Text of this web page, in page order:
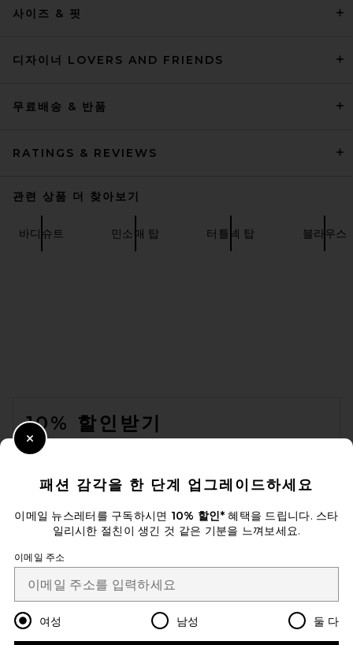
$197
SRG Monika Top in Butter
$168 전 가격:
$280
사이즈 & 핏
디자이너 LOVERS AND FRIENDS
무료배송 & 반품
RATINGS & REVIEWS
관련 상품 더 찾아보기
바디슈트 민소매 탑 터틀넥 탑 블라우스
10% 할인받기
이메일을 제출하여 뉴스레터를 구독하실 수 있습니다. 언제든지 수신 거
Email Address
Sign Up
Change Country Regions
패션 감각을 한 단계 업그레이드하세요
이메일 뉴스레터를 구독하시면 10% 할인*혜택을 드립니다. 스타
일리시한 절친이 생긴 것 같은 기분을 느껴보세요.
이메일 주소
여성 남성 둘 다
Close Modal